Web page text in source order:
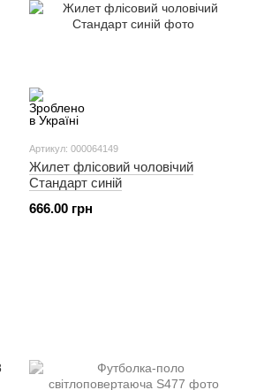
Артикул: 000064149
Жилет флісовий чоловічий
Стандарт синій
666.00 грн